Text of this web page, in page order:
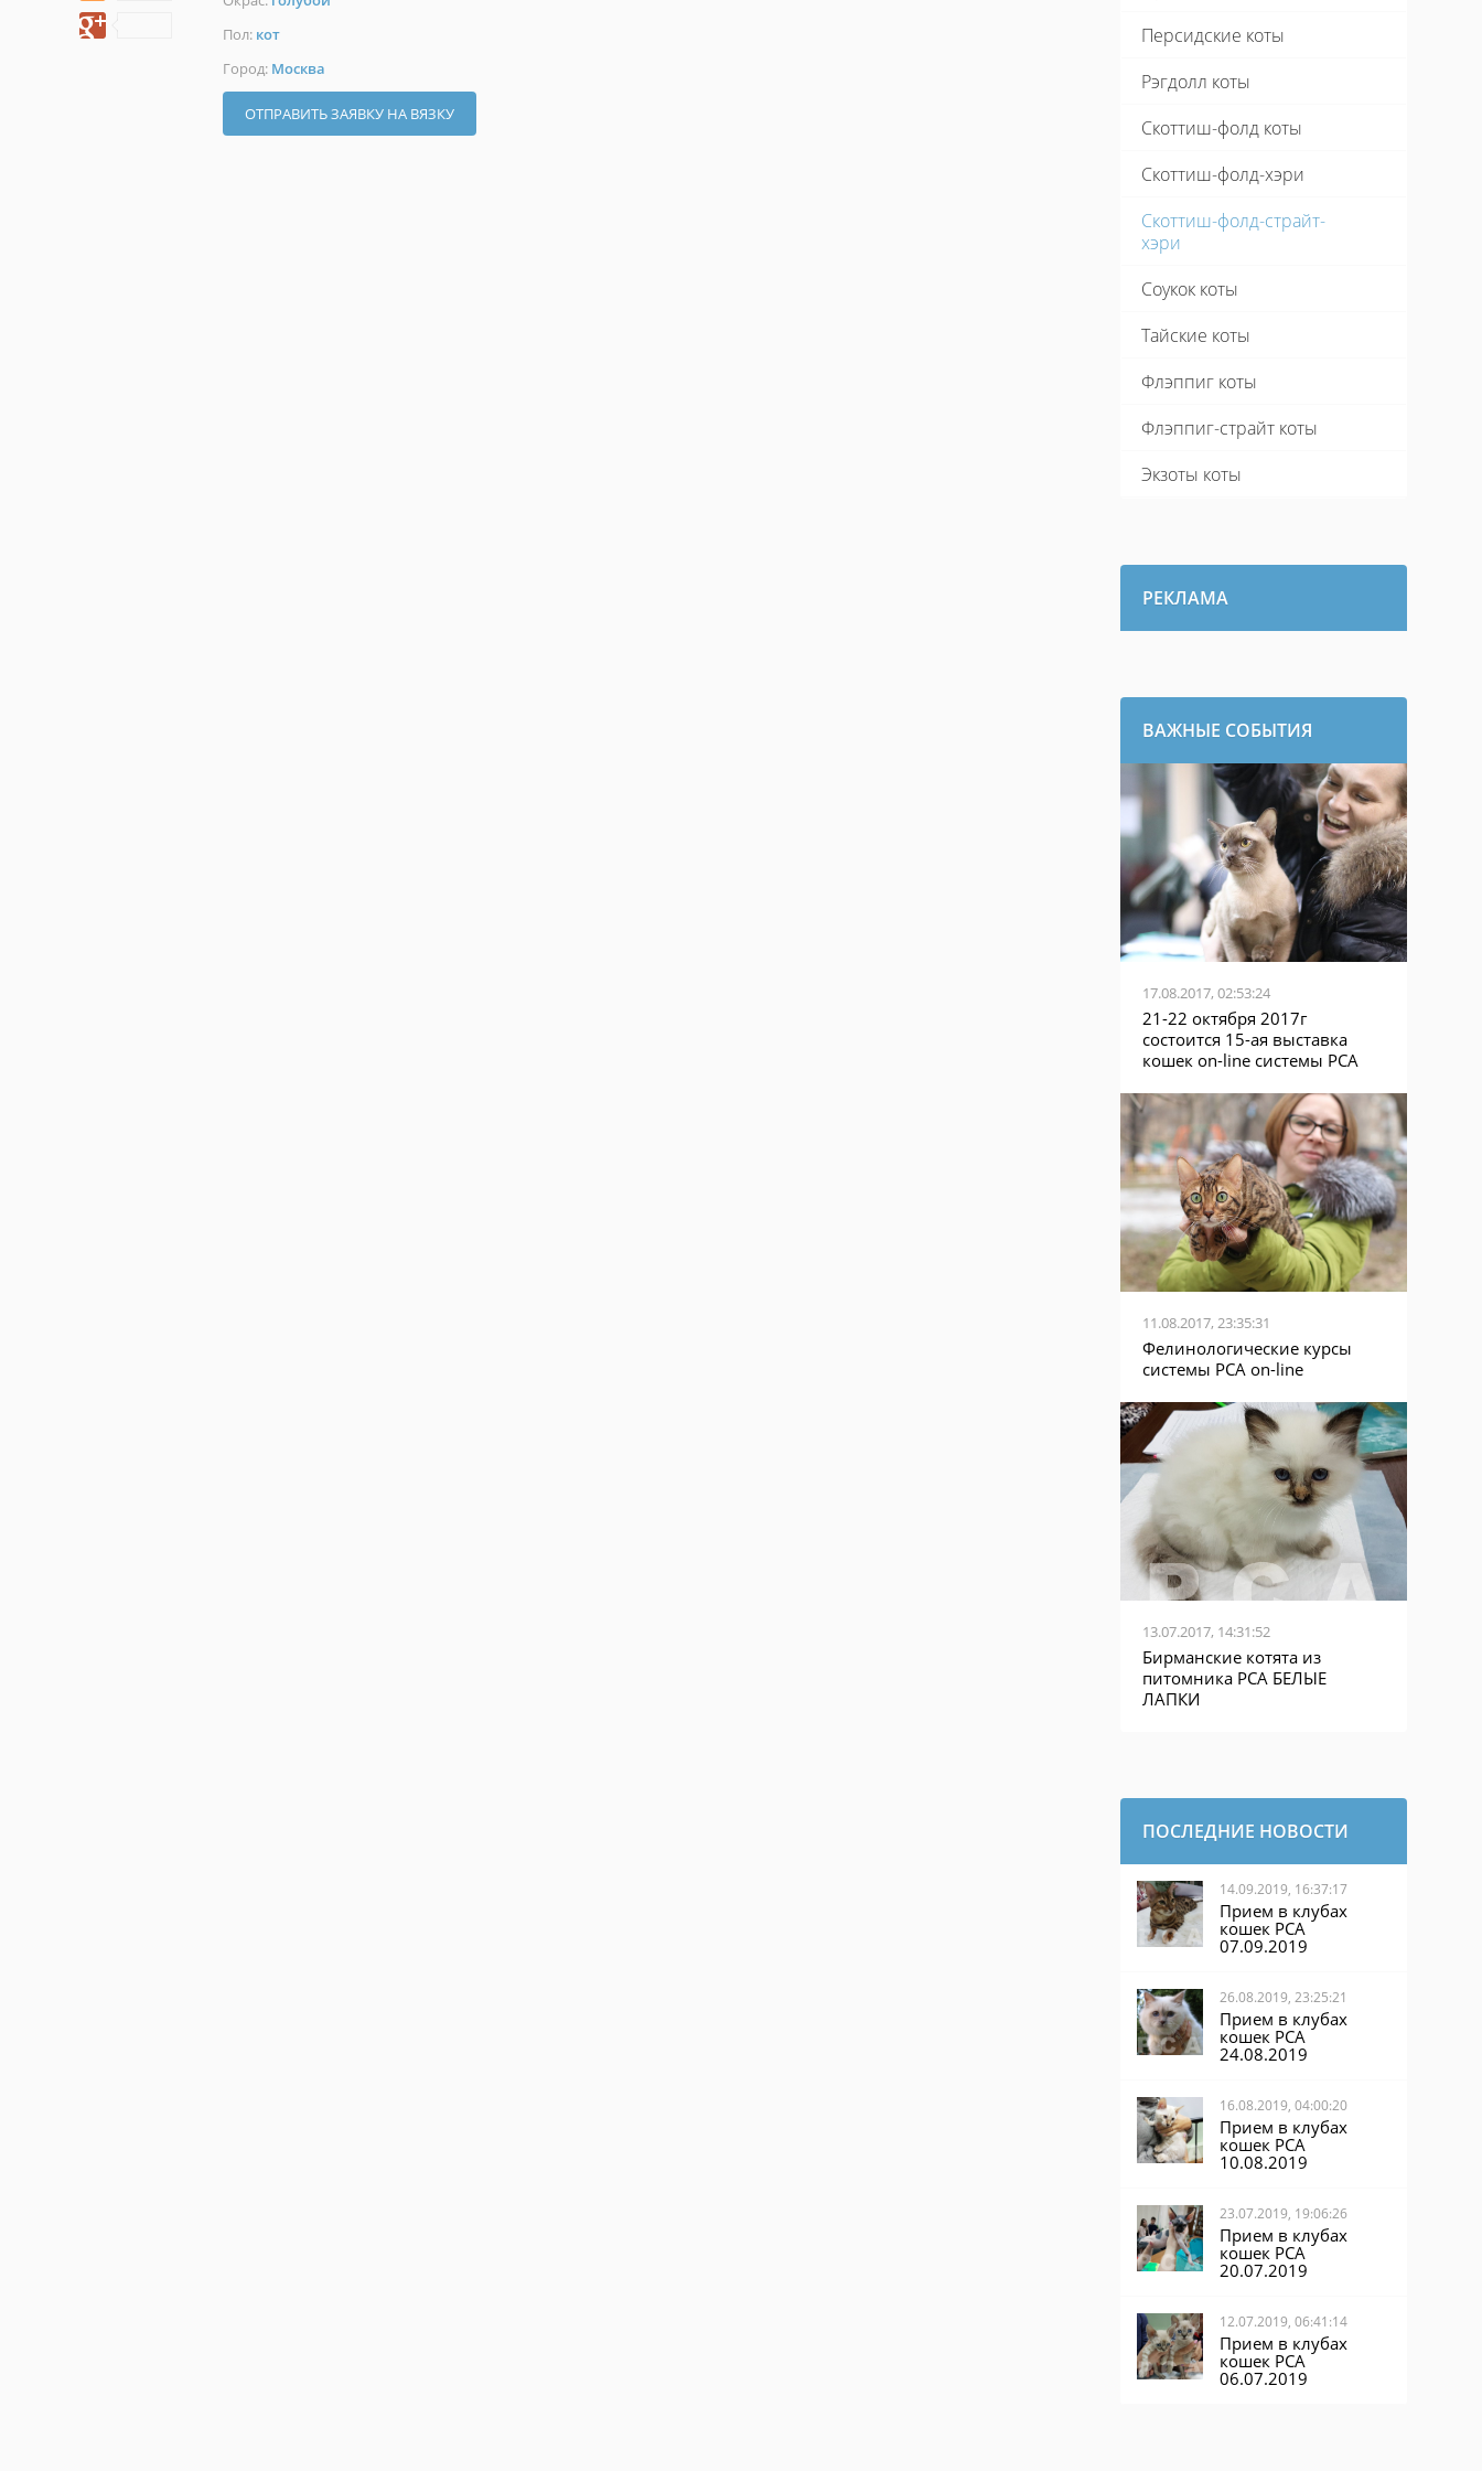
Пол: кот
Город: Москва
ОТПРАВИТЬ ЗАЯВКУ НА ВЯЗКУ
Персидские коты
Рэгдолл коты
Скоттиш-фолд коты
Скоттиш-фолд-хэри
Скоттиш-фолд-страйт-
хэри
Соукок коты
Тайские коты
Флэппиг коты
Флэппиг-страйт коты
Экзоты коты
РЕКЛАМА
ВАЖНЫЕ СОБЫТИЯ
17.08.2017, 02:53:24
21-22 октября 2017г
состоится 15-ая выставка
кошек on-line системы PCA
11.08.2017, 23:35:31
Фелинологические курсы
системы PCA on-line
13.07.2017, 14:31:52
Бирманские котята из
питомника PCA БЕЛЫЕ
ЛАПКИ
ПОСЛЕДНИЕ НОВОСТИ
14.09.2019, 16:37:17
Прием в клубах
кошек PCA
07.09.2019
26.08.2019, 23:25:21
Прием в клубах
кошек PCA
24.08.2019
16.08.2019, 04:00:20
Прием в клубах
кошек PCA
10.08.2019
23.07.2019, 19:06:26
Прием в клубах
кошек PCA
20.07.2019
12.07.2019, 06:41:14
Прием в клубах
кошек PCA
06.07.2019